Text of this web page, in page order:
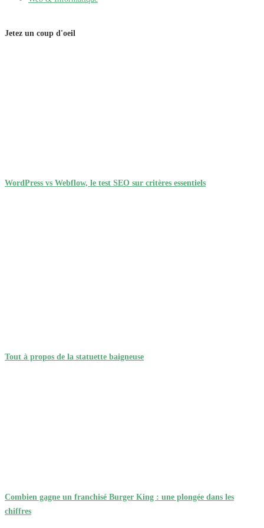
Jetez un coup d'oeil
WordPress vs Webflow, le test SEO sur critères essentiels
Tout à propos de la statuette baigneuse
Combien gagne un franchisé Burger King : une plongée dans les
chiffres